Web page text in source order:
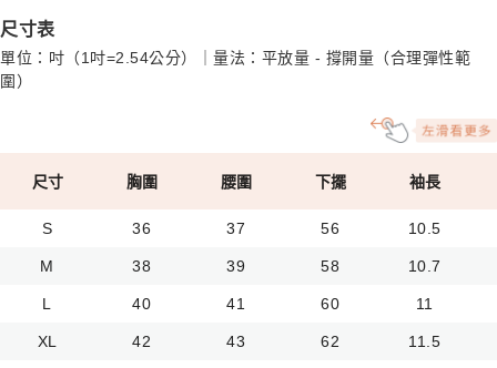
尺寸表
單位：吋（1吋=2.54公分）｜量法：平放量 - 撐開量（合理彈性範
圍）
尺寸 胸圍 腰圍 下擺 袖長
S 36 37 56 10.5
M 38 39 58 10.7
L 40 41 60 11
XL 42 43 62 11.5